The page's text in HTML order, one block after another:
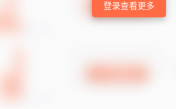
登录查看更多